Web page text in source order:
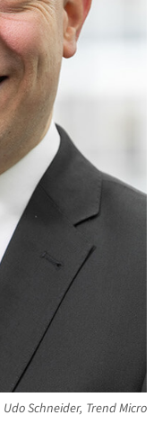
Udo Schneider, Trend Micro